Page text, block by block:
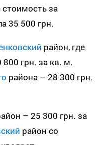
стоимость за
35 500 грн.
район, где
грн. за кв. м.
района – 28 300 грн.
– 25 300 грн. за
район со